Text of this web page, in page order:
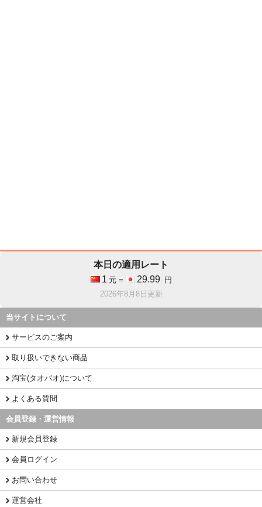
本日の適用レート
1 元 = 29.99
円
2026年8月8日更新
当サイトについて
サービスのご案内
取り扱いできない商品
淘宝(タオバオ)について
よくある質問
会員登録・運営情報
新規会員登録
会員ログイン
お問い合わせ
運営会社